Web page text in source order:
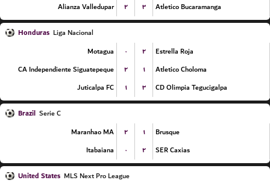
Alianza Valledupar
۲ ۳ Atletico Bucaramanga
Honduras Liga Nacional
Motagua
۰ ۲
Estrella Roja
CA Independiente Siguatepeque
۲ ۱
Atletico Choloma
Juticalpa FC
۱ ۳ CD Olimpia Tegucigalpa
Brazil Serie C
Maranhao MA
۲ ۱
Brusque
Itabaiana
۰ ۲ SER Caxias
United States MLS Next Pro League